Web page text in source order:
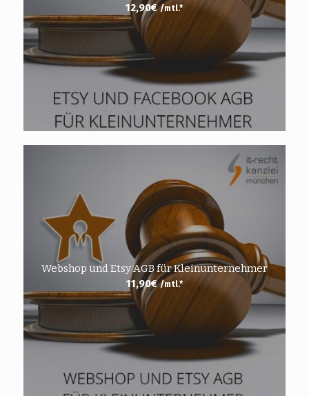
12,90€ /mtl.*
Webshop und Etsy AGB für Kleinunternehmer
11,90€ /mtl.*